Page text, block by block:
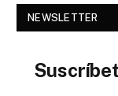
NEWSLETTER